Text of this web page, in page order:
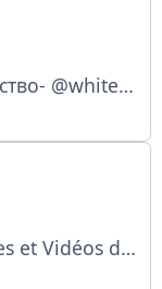
ou collaboration : mayni.add@gmail.com